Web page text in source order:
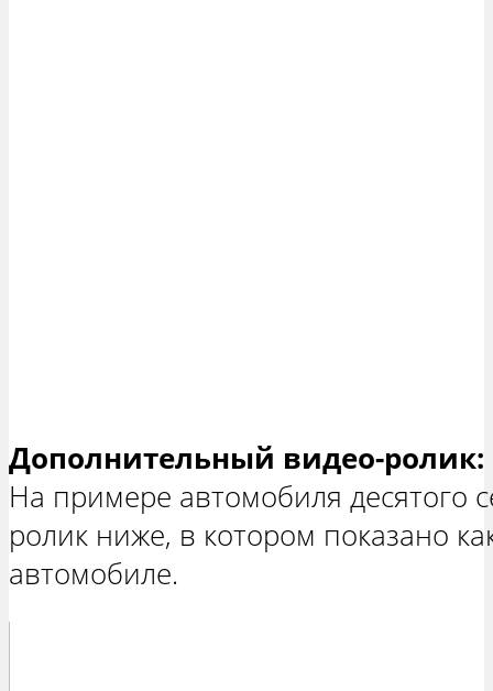
Дополнительный видео-ролик:
На примере автомобиля десятого
ролик ниже, в котором показано
автомобиле.